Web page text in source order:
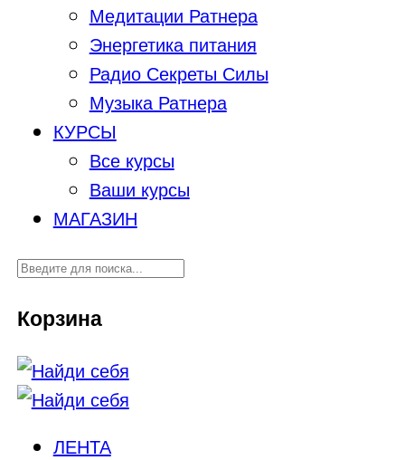
Медитации Ратнера
Энергетика питания
Радио Секреты Силы
Музыка Ратнера
КУРСЫ
Все курсы
Ваши курсы
МАГАЗИН
Корзина
ЛЕНТА